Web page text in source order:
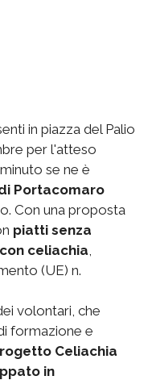
in piazza del Palio
per l'atteso
se ne è
Portacomaro
Con una proposta
piatti senza
celiachia
(UE) n.
volontari, che
formazione e
Celiachia
in